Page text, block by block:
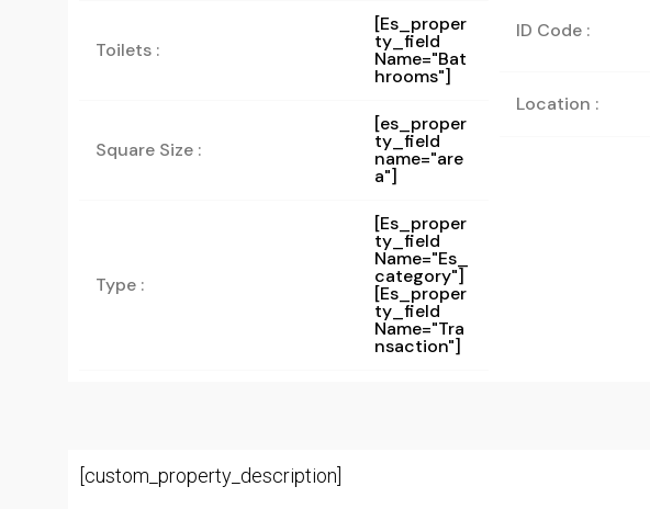
Toilets :
[es_proper
Ty_field
Name="bat
Hrooms"]
Square Size :
[es_proper
ty_field
name="are
a"]
Type :
[es_proper
Ty_field
Name="es_
Category"]
[es_proper
Ty_field
Name="tra
Nsaction"]
ID Code :
Location :
[custom_property_description]